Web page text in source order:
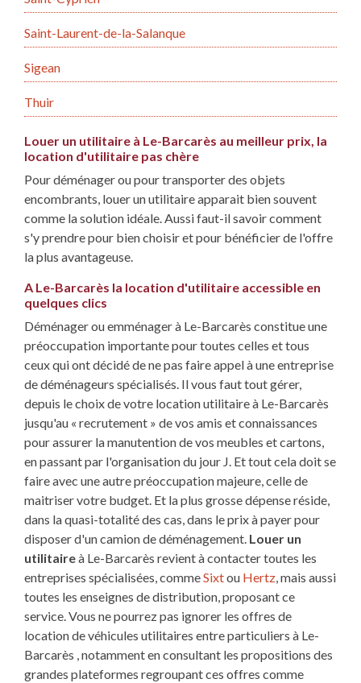
Saint-Laurent-de-la-Salanque
Sigean
Thuir
Louer un utilitaire à Le-Barcarès au meilleur prix, la
location d'utilitaire pas chère
Pour déménager ou pour transporter des objets
encombrants, louer un utilitaire apparait bien souvent
comme la solution idéale. Aussi faut-il savoir comment
s'y prendre pour bien choisir et pour bénéficier de l'offre
la plus avantageuse.
A Le-Barcarès la location d'utilitaire accessible en
quelques clics
Déménager ou emménager à Le-Barcarès constitue une
préoccupation importante pour toutes celles et tous
ceux qui ont décidé de ne pas faire appel à une entreprise
de déménageurs spécialisés. Il vous faut tout gérer,
depuis le choix de votre location utilitaire à Le-Barcarès
jusqu'au « recrutement » de vos amis et connaissances
pour assurer la manutention de vos meubles et cartons,
en passant par l'organisation du jour J. Et tout cela doit se
faire avec une autre préoccupation majeure, celle de
maitriser votre budget. Et la plus grosse dépense réside,
dans la quasi-totalité des cas, dans le prix à payer pour
disposer d'un camion de déménagement. Louer un
utilitaireà Le-Barcarès revient à contacter toutes les
entreprises spécialisées, commeSixtou Hertz, mais aussi
toutes les enseignes de distribution, proposant ce
service. Vous ne pourrez pas ignorer les offres de
location de véhicules utilitaires entre particuliers à Le-
Barcarès , notamment en consultant les propositions des
grandes plateformes regroupant ces offres comme